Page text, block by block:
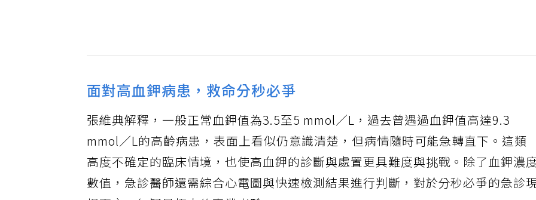
面對高血鉀病患，救命分秒必爭
張維典解釋，一般正常血鉀值為3.5至5 mmol／L，過去曾遇過血鉀值高達9.3
mmol／L的高齡病患，表面上看似仍意識清楚，但病情隨時可能急轉直下。這類
高度不確定的臨床情境，也使高血鉀的診斷與處置更具難度與挑戰。除了血鉀濃
數值，急診醫師還需綜合心電圖與快速檢測結果進行判斷，對於分秒必爭的急診